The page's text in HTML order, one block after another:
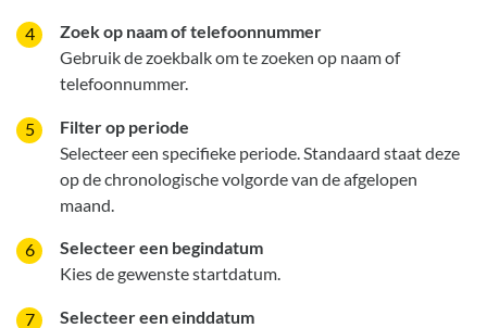
Zoek op naam of telefoonnummer
Gebruik de zoekbalk om te zoeken op naam of
telefoonnummer.
Filter op periode
Selecteer een specifieke periode. Standaard staat deze
op de chronologische volgorde van de afgelopen
maand.
Selecteer een begindatum
Kies de gewenste startdatum.
Selecteer een einddatum